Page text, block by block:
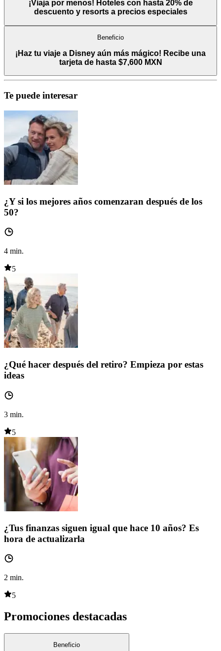
¡Viaja por menos! Hoteles con hasta 20% de
descuento y resorts a precios especiales
Beneficio
¡Haz tu viaje a Disney aún más mágico! Recibe una
tarjeta de hasta $7,600 MXN
Te puede interesar
¿Y si los mejores años comenzaran después de los
50?
4 min.
5
¿Qué hacer después del retiro? Empieza por estas
ideas
3 min.
5
¿Tus finanzas siguen igual que hace 10 años? Es
hora de actualizarla
2 min.
5
Promociones destacadas
Beneficio